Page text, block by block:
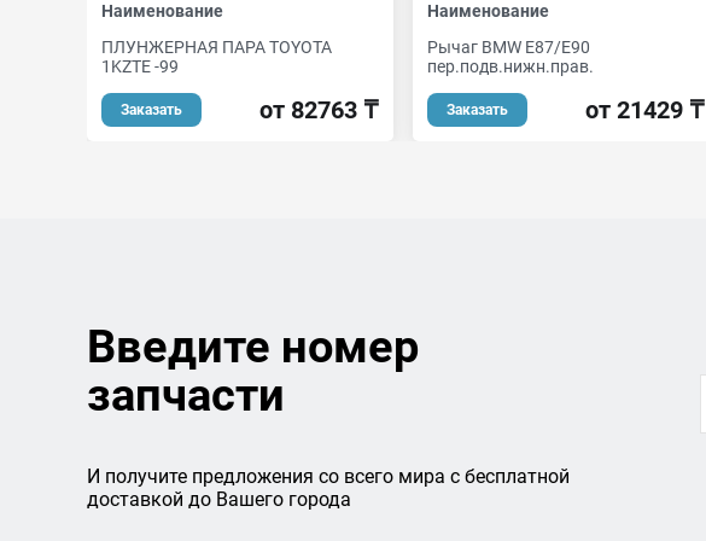
Наименование
ПЛУНЖЕРНАЯ ПАРА TOYOTA
1KZTE -99
Заказать от 82763 ₸
Наименование
Рычаг BMW E87/E90
пер.подв.нижн.прав.
Заказать от 21429 ₸
Введите номер
запчасти
И получите предложения со всего мира с бесплатной
доставкой до Вашего города